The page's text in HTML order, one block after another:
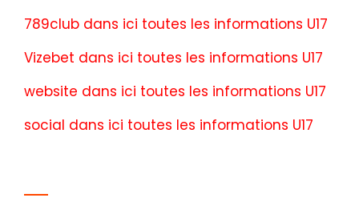
789club dans ici toutes les informations U17
Vizebet dans ici toutes les informations U17
website dans ici toutes les informations U17
social dans ici toutes les informations U17